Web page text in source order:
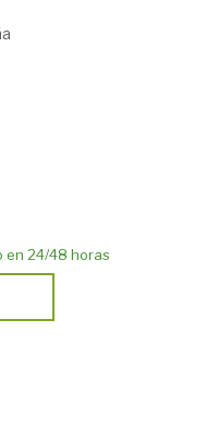
en 24/48 horas